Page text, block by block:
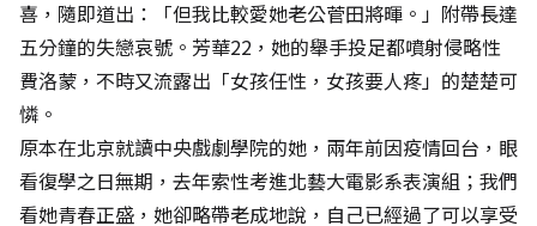
喜，隨即道出：「但我比較愛她老公菅田將暉。」附帶長達
五分鐘的失戀哀號。芳華22，她的舉手投足都噴射侵略性
費洛蒙，不時又流露出「女孩任性，女孩要人疼」的楚楚可
憐。
原本在北京就讀中央戲劇學院的她，兩年前因疫情回台，眼
看復學之日無期，去年索性考進北藝大電影系表演組；我們
看她青春正盛，她卻略帶老成地說，自己已經過了可以享受